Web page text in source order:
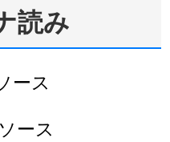
読み
ース
ース